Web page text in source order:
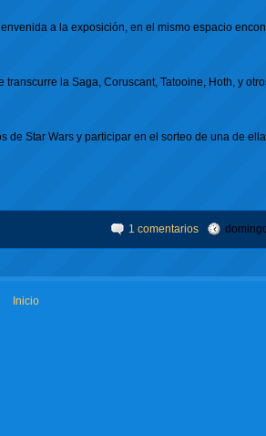
a la exposición, en el mismo espacio
la Saga, Coruscant, Tatooine, Hoth, y
de Star Wars y participar en el sorteo de una de
1 comentarios
Inicio